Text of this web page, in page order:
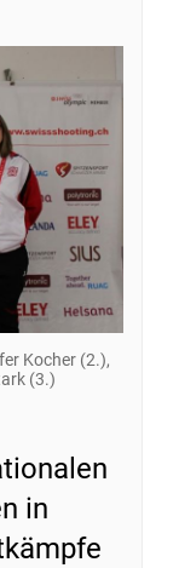
Kocher (2.),
(3.)
in